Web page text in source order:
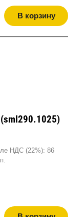
В корзину
(sml290.1025)
НДС (22%): 86